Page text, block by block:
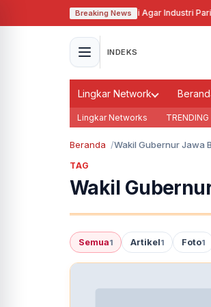
Breaking News
Pj Gubernur Jabar Cari Solusi Agar Industri
INDEKS
Lingkar Network
Lingkar Networks TRENDING
Beranda Wakil Gubernur Jawa
TAG
Wakil
Semua1 Artikel1 Foto1